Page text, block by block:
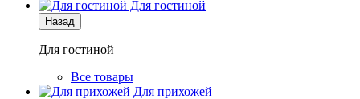
Для гостиной
Назад
Для гостиной
Все товары
Для прихожей